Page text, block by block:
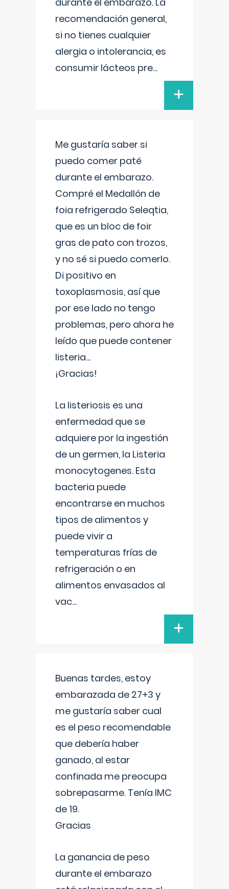
recomendación general,
si no tienes cualquier
alergia o intolerancia, es
consumir lácteos pre...
+
Me gustaría saber si
puedo comer paté
durante el embarazo.
Compré el Medallón de
foia refrigerado Seleqtia,
que es un bloc de foir
gras de pato con trozos,
y no sé si puedo comerlo.
Di positivo en
toxoplasmosis, así que
por ese lado no tengo
problemas, pero ahora he
leído que puede contener
listeria...
¡Gracias!
La listeriosis es una
enfermedad que se
adquiere por la ingestión
de un germen, la Listeria
monocytogenes. Esta
bacteria puede
encontrarse en muchos
tipos de alimentos y
puede vivir a
temperaturas frías de
refrigeración o en
alimentos envasados al
vac...
+
Buenas tardes, estoy
embarazada de 27+3 y
me gustaría saber cual
es el peso recomendable
que debería haber
ganado, al estar
confinada me preocupa
sobrepasarme. Tenía IMC
de 19.
Gracias
La ganancia de peso
durante el embarazo